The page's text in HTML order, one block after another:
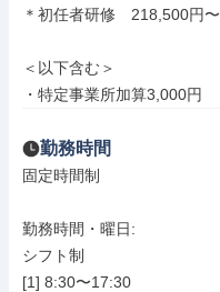
＊初任者研修　218,500円〜
＜以下含む＞
・特定事業所加算3,000円
勤務時間
固定時間制
勤務時間・曜日:
シフト制
[1] 8:30〜17:30